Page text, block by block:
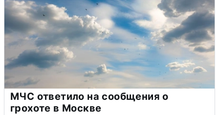
МЧС ответило на сообщения о
грохоте в Москве